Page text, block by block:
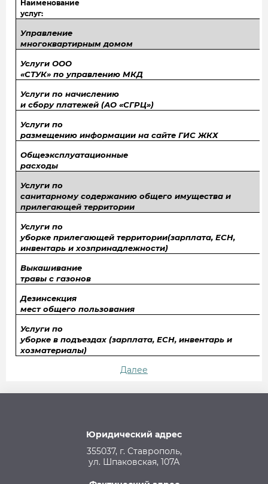
Наименование
услуг:
Управление
многоквартирным домом
Услуги ООО
«СТУК» по управлению МКД
Услуги по начислению
и сбору платежей (АО «СГРЦ»)
Услуги по
размещению информации на сайте ГИС ЖКХ
Общеэксплуатационные
расходы
Услуги по
санитарному содержанию общего имущества и
прилегающей территории
Услуги по
уборке прилегающей территории(зарплата, ЕСН,
инвентарь и хозпринадлежности)
Выкашивание
травы с газонов
Дезинсекция
мест общего пользования
Услуги по
уборке в подъездах (зарплата, ЕСН, инвентарь и
хозматериалы)
Далее
Юридический адрес
355037, г. Ставрополь,
ул. Шпаковская, 107А